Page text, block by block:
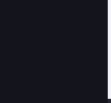
ПОРТФОЛИО